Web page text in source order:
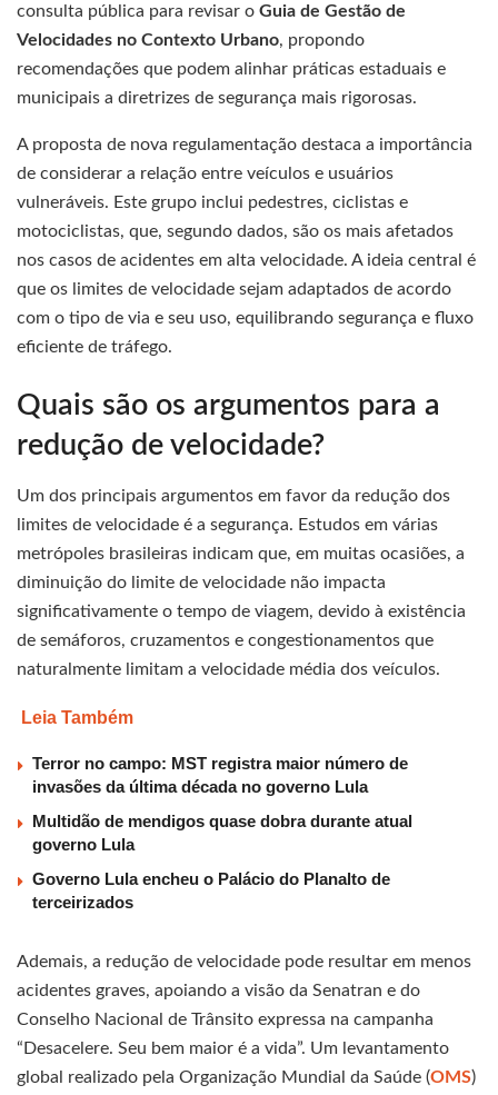
consulta pública para revisar o Guia de Gestão de
Velocidades no Contexto Urbano, propondo
recomendações que podem alinhar práticas estaduais e
municipais a diretrizes de segurança mais rigorosas.
A proposta de nova regulamentação destaca a importância
de considerar a relação entre veículos e usuários
vulneráveis. Este grupo inclui pedestres, ciclistas e
motociclistas, que, segundo dados, são os mais afetados
nos casos de acidentes em alta velocidade. A ideia central é
que os limites de velocidade sejam adaptados de acordo
com o tipo de via e seu uso, equilibrando segurança e fluxo
eficiente de tráfego.
Quais são os argumentos para a
redução de velocidade?
Um dos principais argumentos em favor da redução dos
limites de velocidade é a segurança. Estudos em várias
metrópoles brasileiras indicam que, em muitas ocasiões, a
diminuição do limite de velocidade não impacta
significativamente o tempo de viagem, devido à existência
de semáforos, cruzamentos e congestionamentos que
naturalmente limitam a velocidade média dos veículos.
Leia Também
Terror no campo: MST registra maior número de
invasões da última década no governo Lula
Multidão de mendigos quase dobra durante atual
governo Lula
Governo Lula encheu o Palácio do Planalto de
terceirizados
Ademais, a redução de velocidade pode resultar em menos
acidentes graves, apoiando a visão da Senatran e do
Conselho Nacional de Trânsito expressa na campanha
“Desacelere. Seu bem maior é a vida”. Um levantamento
global realizado pela Organização Mundial da Saúde (OMS)